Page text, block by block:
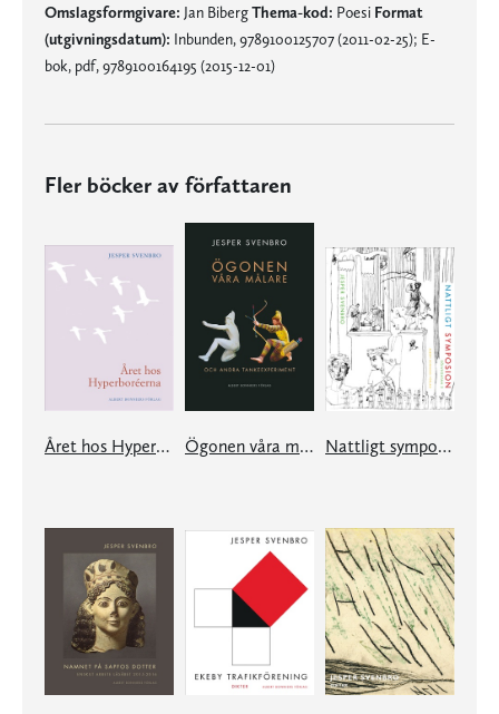
Omslagsformgivare: Jan BibergThema-kod: Poesi Format
(utgivningsdatum): Inbunden, 9789100125707 (2011-02-25); E-
bok, pdf, 9789100164195 (2015-12-01)
Fler böcker av författaren
Året hos Hyperboréerna Ögonen våra målare och andra tankeexperiment Nattligt symposion, Sölvegatan 2